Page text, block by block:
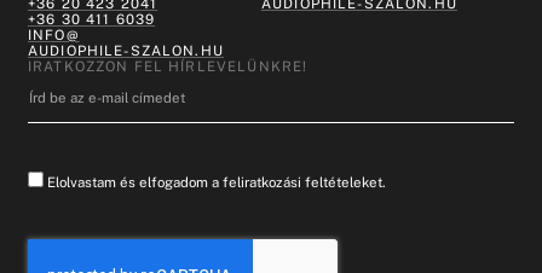
+36 20 423 2041
+36 30 411 6039
INFO@
AUDIOPHILE-SZALON.HU
AUDIOPHILE-SZALON.HU
IRATKOZZON FEL HÍRLEVELÜNKRE!
Elolvastam és elfogadom a feliratkozási feltételeket.